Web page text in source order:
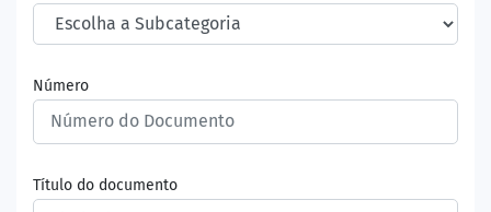
Número
Título do documento